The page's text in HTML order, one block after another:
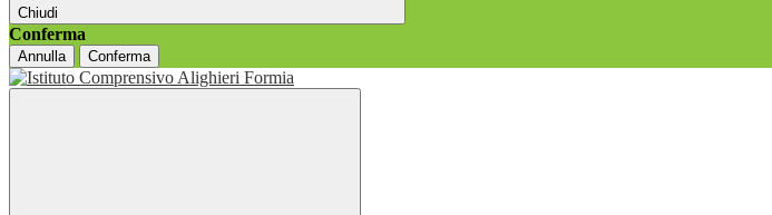
Chiudi
Conferma
Annulla Conferma